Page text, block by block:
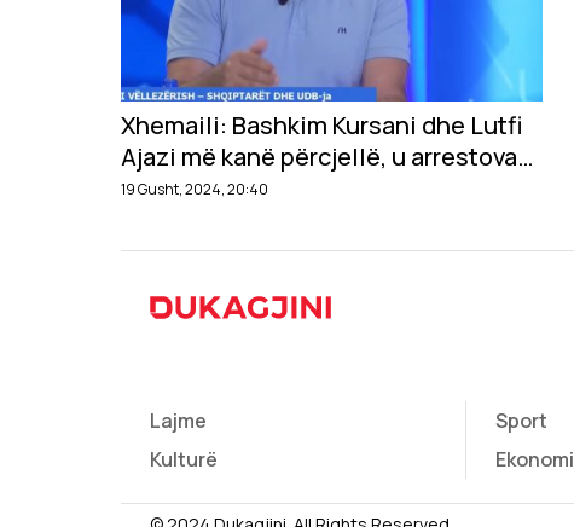
Xhemaili: Bashkim Kursani dhe Lutfi
Ajazi më kanë përcjellë, u arrestova
në Prishtinë
19 Gusht, 2024, 20:40
Lajme
Kulturë
Sport
Ekonomi